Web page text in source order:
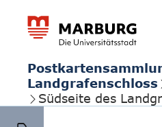
Landgrafenschloss
Südseite des